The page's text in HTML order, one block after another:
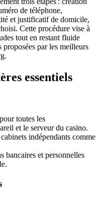
de téléphone,
et justificatif de domicile,
Cette procédure vise à
tout en restant fluide
par les meilleurs
essentiels
toutes les
et le serveur du casino.
indépendants comme
bancaires et personnelles